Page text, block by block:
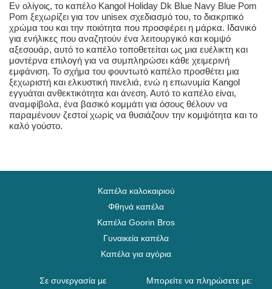
Εν ολίγοις, το καπέλο Kangol Holiday Dk Blue Navy Blue Pom
Pom ξεχωρίζει για τον unisex σχεδιασμό του, το διακριτικό
χρώμα του και την ποιότητα που προσφέρει η μάρκα. Ιδανικό
για ενήλικες που αναζητούν ένα λειτουργικό και κομψό
αξεσουάρ, αυτό το καπέλο τοποθετείται ως μια ευέλικτη και
μοντέρνα επιλογή για να συμπληρώσει κάθε χειμερινή
εμφάνιση. Το σχήμα του φουντωτό καπέλο προσθέτει μια
ξεχωριστή και ελκυστική πινελιά, ενώ η επωνυμία Kangol
εγγυάται ανθεκτικότητα και άνεση. Αυτό το καπέλο είναι,
αναμφίβολα, ένα βασικό κομμάτι για όσους θέλουν να
παραμένουν ζεστοί χωρίς να θυσιάζουν την κομψότητα και το
καλό γούστο.
Καπέλα καλοκαιριού
Φθηνά καπέλα
Καπέλα Goorin Bros
Γυναικεία καπέλα
Καπέλα για αγόρια
Σε συνεργασία με
Μπορείτε να πληρώσετε με: